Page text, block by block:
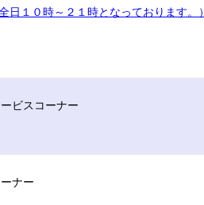
１０時～２１時となっております。）
ビスコーナー
ナー